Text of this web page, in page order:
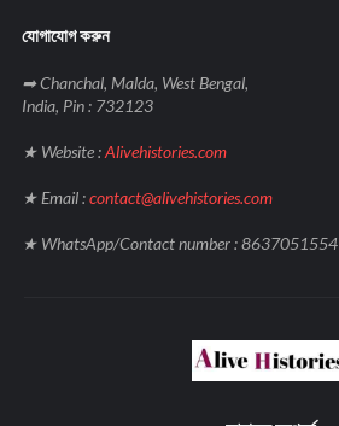
যোগাযোগ করুন
➡ Chanchal, Malda, West Bengal,
India, Pin : 732123
★ Website :Alivehistories.com
★ Email :contact@alivehistories.com
★ WhatsApp/Contact number : 8637051554